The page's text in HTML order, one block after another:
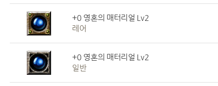
+0 영혼의 매터리얼 Lv2
레어
+0 영혼의 매터리얼 Lv2
일반